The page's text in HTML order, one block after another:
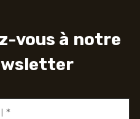
vous à notre